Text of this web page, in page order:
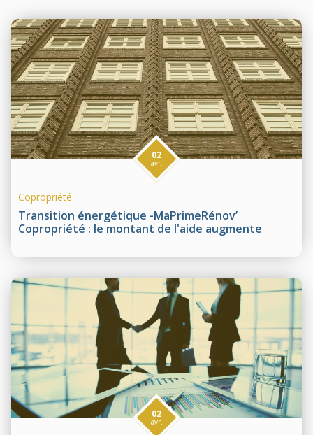
Transition énergétique -MaPrimeRénov’
Copropriété : le montant de l'aide augmente
02
avr.
Copropriété
02
avr.